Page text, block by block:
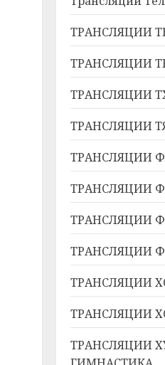
ТРАНСЛЯЦИИ
ТРАНСЛЯЦИИ
ТРАНСЛЯЦИИ
ТРАНСЛЯЦИИ
ТРАНСЛЯЦИИ
ТРАНСЛЯЦИИ
ТРАНСЛЯЦИИ
ТРАНСЛЯЦИИ
ТРАНСЛЯЦИИ
ТРАНСЛЯЦИИ
ТРАНСЛЯЦИИ